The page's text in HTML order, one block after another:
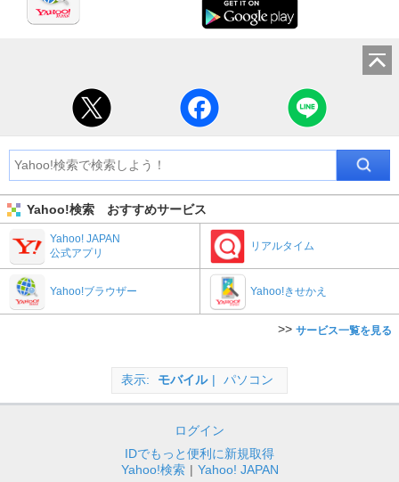
Yahoo!検索 おすすめサービス
Yahoo! JAPAN
公式アプリ
リアルタイム
Yahoo!ブラウザー Yahoo!きせかえ
サービス一覧を見る
表示 モバイル パソコン
ログイン
IDでもっと便利に新規取得
Yahoo!検索 | Yahoo! JAPAN